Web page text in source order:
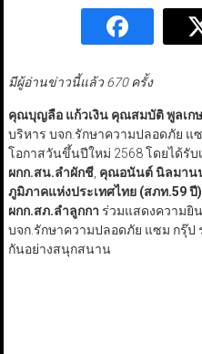
มีผู้อ่านข่าวนี้แล้ว 670 ครั้ง
คุณบุญลือ แก้วเงิน คุณสมบัติ​ พูลเก
บริหาร บจก.รักษาความปลอดภัย แ
โอกาสวันขึ้นปีใหม่ 2568 โดยได้รับ
ผกก.สน.ลำผักชี, คุณอนันต์ นิลมาน
ภูมิภาคแห่งประเทศไทย (สภท.59ปี)
ผกก.สภ.ลำลูกกา ร่วมแสดงความยิ
บจก.รักษาความปลอดภัย แซม​ กรุ๊ป
กันอย่างสนุกสนาน